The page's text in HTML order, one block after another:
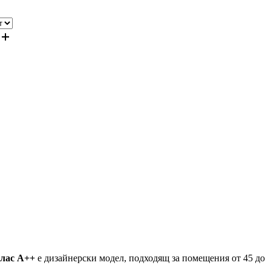
A++ е дизайнерски модел, подходящ за помещения от 45 до